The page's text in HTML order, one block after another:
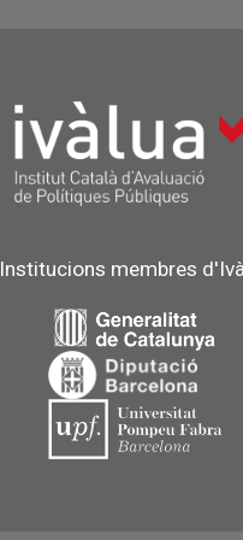
Institucions membres